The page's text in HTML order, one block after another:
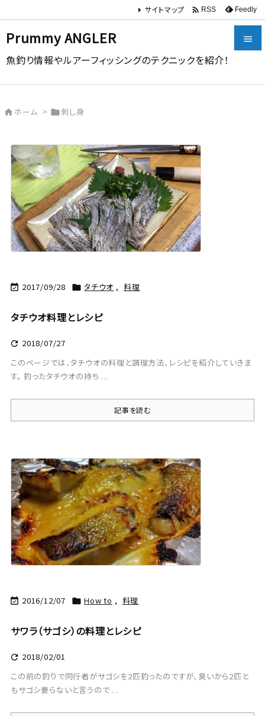
Prummy ANGLER
魚釣り情報やルアーフィッシングのテクニックを紹介！

サイトマップ  RSS Feedly
 ホーム > 刺し身
 2017/09/28  タチウオ , 料理
タチウオ料理とレシピ
 2018/07/27
このページでは、タチウオの料理と調理方法、レシピを紹介していきま
す。 釣ったタチウオの持ち ...
記事を読む
 2016/12/07  How to , 料理
サワラ（サゴシ）の料理とレシピ
 2018/02/01
この前の釣りで同行者がサゴシを2匹釣ったのですが、臭いから2匹と
もサゴシ要らないと言うので ...